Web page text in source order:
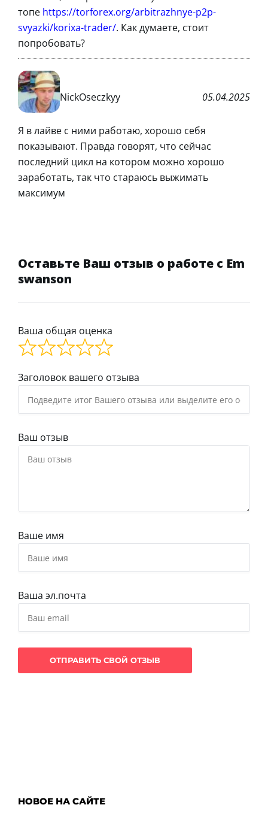
топе https://torforex.org/arbitrazhnye-p2p-
svyazki/korixa-trader/. Как думаете, стоит
попробовать?
NickOseczkyy 05.04.2025
Я в лайве с ними работаю, хорошо себя
показывают. Правда говорят, что сейчас
последний цикл на котором можно хорошо
заработать, так что стараюсь выжимать
максимум
Оставьте Ваш отзыв о работе с Em
swanson
Ваша общая оценка
Заголовок вашего отзыва
Ваш отзыв
Ваше имя
Ваша эл.почта
НОВОЕ НА САЙТЕ